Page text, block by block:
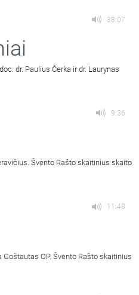
38:07
dr. Paulius Čerka ir dr. Laurynas
9:36
Švento Rašto skaitinius skaito
11:48
OP. Švento Rašto skaitinius